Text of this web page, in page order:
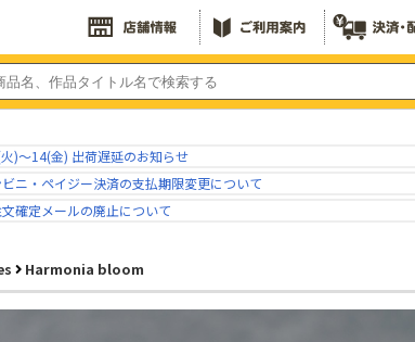
)～14(金) 出荷遅延のお知らせ
ニ・ペイジー決済の支払期限変更について
文確定メールの廃止について
Harmonia bloom